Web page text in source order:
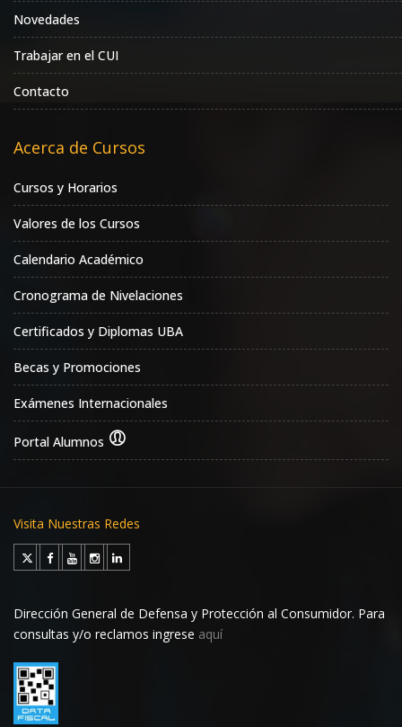
Novedades
Trabajar en el CUI
Contacto
Acerca de Cursos
Cursos y Horarios
Valores de los Cursos
Calendario Académico
Cronograma de Nivelaciones
Certificados y Diplomas UBA
Becas y Promociones
Exámenes Internacionales
Portal Alumnos
Visita Nuestras Redes
Dirección General de Defensa y Protección al Consumidor. Para
consultas y/o reclamos ingrese aquí